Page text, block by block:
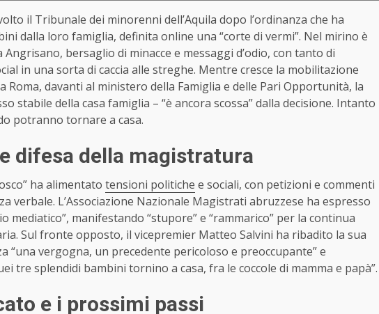
il Tribunale dei minorenni dell’Aquila dopo l’ordinanza che ha
dalla loro famiglia, definita online una “corte di vermi”. Nel mirino è
bersaglio di minacce e messaggi d’odio, con tanto di
in una sorta di caccia alle streghe. Mentre cresce la mobilitazione
Roma, davanti al ministero della Famiglia e delle Pari Opportunità, la
stabile della casa famiglia – “è ancora scossa” dalla decisione. Intanto
potranno tornare a casa.
difesa della magistratura
ha alimentato tensioni politiche e sociali, con petizioni e commenti
verbale. L’Associazione Nazionale Magistrati abruzzese ha espresso
mediatico”, manifestando “stupore” e “rammarico” per la continua
Sul fronte opposto, il vicepremier Matteo Salvini ha ribadito la sua
“una vergogna, un precedente pericoloso e preoccupante” e
tre splendidi bambini tornino a casa, fra le coccole di mamma e papà”.
e i prossimi passi